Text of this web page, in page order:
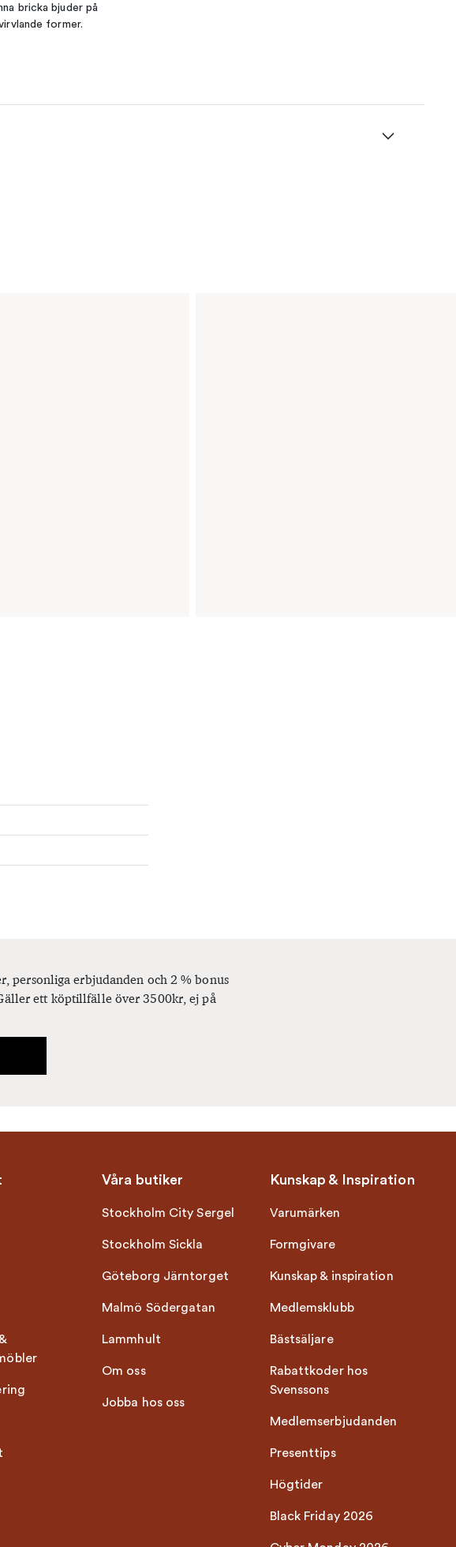
bricka bjuder på
former.
personliga erbjudanden och 2 % bonus
ett köptillfälle över 3500kr, ej på
Våra butiker
Stockholm City Sergel
Stockholm Sickla
Göteborg Järntorget
Malmö Södergatan
Lammhult
Om oss
Jobba hos oss
Kunskap & Inspiration
Varumärken
Formgivare
Kunskap & inspiration
Medlemsklubb
Bästsäljare
Rabattkoder hos
Svenssons
Medlemserbjudanden
Presenttips
Högtider
Black Friday 2026